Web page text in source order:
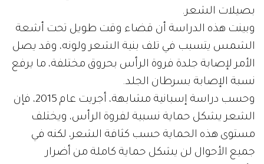
بصيلات الشعر.
وبينت هذه الدراسة أن قضاء وقت طويل تحت أشعة
الشمس يتسبب في تلف بنية الشعر ولونه، وقد يصل
الأمر لإصابة جلدة فروة الرأس بحروق مختلفة، ما يرفع
نسبة الإصابة بسرطان الجلد.
وحسب دراسة إسبانية مشابهة، أجريت عام 2015، فإن
الشعر يشكل حماية نسبية لفروة الرأس، ويختلف
مستوى هذه الحماية حسب كثافة الشعر، لكنه في
جميع الأحوال لن يشكل حماية كاملة من أضرار